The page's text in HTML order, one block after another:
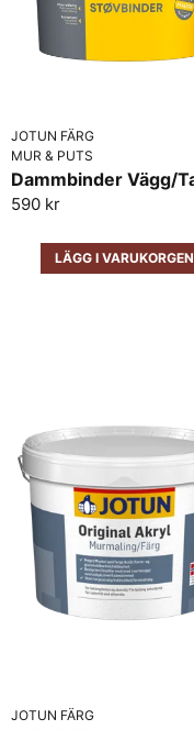
JOTUN FÄRG
MUR & PUTS
590 kr
LÄGG I VARUKORGEN
JOTUN FÄRG